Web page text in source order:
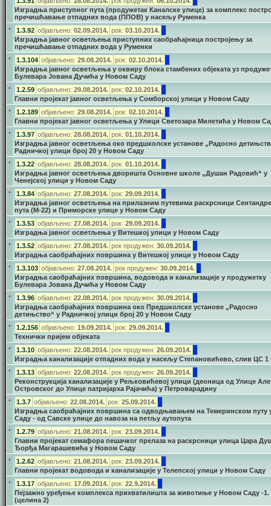
Изградња приступног пута (продужетак Каналске улице) за комплекс
пречишћавање отпадних вода (ППОВ) у насељу Руменка
•
1.3.92 објављено: 02.09.2014. рок: 03.10.2014.
Изградња јавног осветљења приступних саобраћајница постројењу за
пречишћавање отпадних вода у Руменки
•
1.3.104 објављено: 29.08.2014. рок: 02.10.2014.
Изградња јавног осветљења у оквиру блока стамбених објеката уз
Булевара Јована Дучића у Новом Саду
•
1.2.59 објављено: 29.08.2014. рок: 02.10.2014.
Главни пројекат јавног осветљења у Сомборској улици у Новом Саду
•
1.2.189 објављено: 29.08.2014. рок: 02.10.2014.
Главни пројекат јавног осветљења у Улици Светозара Милетића у Новом
•
1.3.97 објављено: 28.08.2014. рок: 01.10.2014.
Изградња јавног осветљења око предшколске установе „Радосно
Радничкој улици број 20 у Новом Саду
•
1.3.22 објављено: 28.08.2014. рок: 01.10.2014.
Изградња јавног осветљења дворишта Основне школе „Душан Радовић“ у
Ченејској улици у Новом Саду
•
1.3.84 објављено: 27.08.2014. рок: 29.09.2014.
Изградња јавног осветљења на прилазним путевима раскрсници
пута (М-22) и Приморске улице у Новом Саду
•
1.3.53 објављено: 27.08.2014. рок: 29.09.2014.
Изградња јавног осветљења у Витешкој улици у Новом Саду
•
1.3.52 објављено: 27.08.2014. рок продужен: 30.09.2014.
Изградња саобраћајних површина у Витешкој улици у Новом Саду
•
1.3.103 објављено: 27.08.2014. рок продужен: 30.09.2014.
Изградња саобраћајних површина, водовода и канализације у продужетку
Булевара Јована Дучића у Новом Саду
•
1.3.96 објављено: 22.08.2014. рок продужен: 30.09.2014.
Изградња саобраћајних површина око Предшколске установе „Радосно
детињство“ у Радничкој улици број 20 у Новом Саду
•
1.2.156 објављено: 19.09.2014. рок: 29.09.2014.
Технички пријем објеката
•
1.3.10 објављено: 22.08.2014. рок продужен: 26.09.2014.
Изградња канализације отпадних вода у насељу Степановићево, слив ЦС
•
1.3.13 објављено: 22.08.2014. рок продужен: 26.09.2014.
Реконструкција канализације у Рељковићевој улици (деоница од Улице
Островског до Улице патријарха Рајачића) у Петроварадину
•
1.3.7 објављено: 22.08.2014. рок: 25.09.2014.
Изградња саобраћајних површина са одводњавањем на Темеринском путу
Саду - од Савске улице до навоза на петљу аутопута
•
1.2.79 објављено: 21.08.2014. рок: 23.09.2014.
Главни пројекат семафора пешачког прелаза на раскрсници улица Цара
Ђорђа Магарашевића у Новом Саду
•
1.2.62 објављено: 21.08.2014. рок: 23.09.2014.
Главни пројекат водовода и канализације у Телепској улици у Новом Саду
•
1.3.17 објављено: 17.09.2014. рок: 22.9.2014.
Пејзажно уређење комплекса прихватилишта за животиње у Новом Саду -1.
(целина 2)